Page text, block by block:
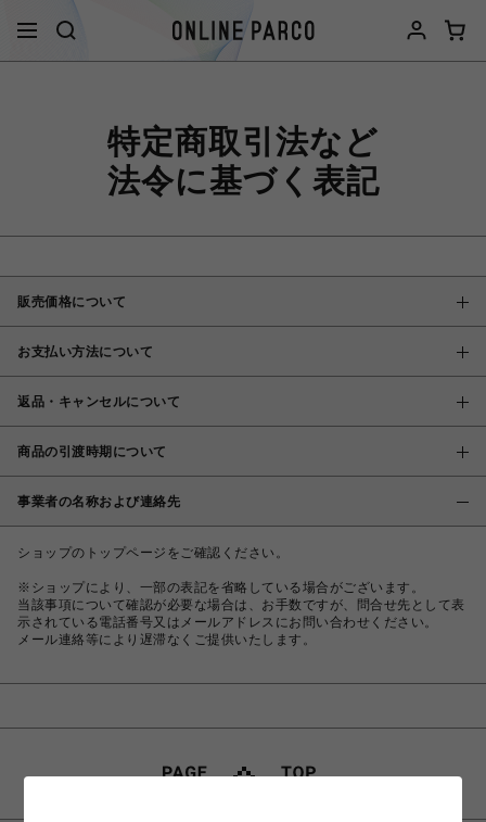
特定商取引法など
法令に基づく表記
販売価格について
お支払い方法について
返品・キャンセルについて
商品の引渡時期について
事業者の名称および連絡先
ショップのトップページをご確認ください。
※ショップにより、一部の表記を省略している場合がございます。
当該事項について確認が必要な場合は、お手数ですが、問合せ先として表
示されている電話番号又はメールアドレスにお問い合わせください。
メール連絡等により遅滞なくご提供いたします。